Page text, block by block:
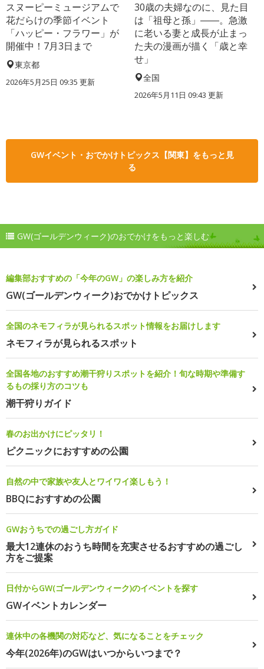
スヌーピーミュージアムで
花だらけの季節イベント
「ハッピー・フラワー」が
開催中！7月3日まで
東京都
2026年5月25日 09:35 更新
30歳の夫婦なのに、見た目
は「祖母と孫」――。急激
に老いる妻と成長が止まっ
た夫の漫画が描く「歳と幸
せ」
全国
2026年5月11日 09:43 更新
GWイベント・おでかけトピックス【関東】をもっと見
る
GW(ゴールデンウィーク)のおでかけをもっと楽しむ
編集部おすすめの「今年のGW」の楽しみ方を紹介
GW(ゴールデンウィーク)おでかけトピックス
全国のネモフィラが見られるスポット情報をお届けします
ネモフィラが見られるスポット
全国各地のおすすめ潮干狩りスポットを紹介！旬な時期や準備す
るもの採り方のコツも
潮干狩りガイド
春のお出かけにピッタリ！
ピクニックにおすすめの公園
自然の中で家族や友人とワイワイ楽しもう！
BBQにおすすめの公園
GWおうちでの過ごし方ガイド
最大12連休のおうち時間を充実させるおすすめの過ごし
方をご提案
日付からGW(ゴールデンウィーク)のイベントを探す
GWイベントカレンダー
連休中の各機関の対応など、気になることをチェック
今年(2026年)のGWはいつからいつまで？